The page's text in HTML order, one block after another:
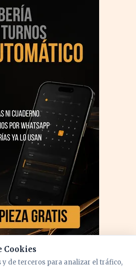
Cookies
de terceros para analizar el tráfico,